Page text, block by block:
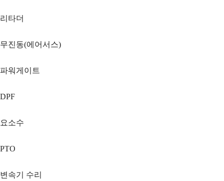
리타더
무진동(에어서스)
파워게이트
DPF
요소수
PTO
변속기 수리